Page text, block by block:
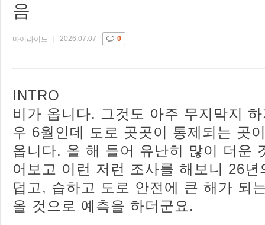
음
마이라이드 2026.07.07 0
INTRO
비가 옵니다. 그것도 아주 무지막지
우 6월인데 도로 곳곳이 통제되는 곳
옵니다. 올 해 들어 유난히 많이 더운
어보고 이런 저런 조사를 해보니 26
덥고, 습하고 도로 안전에 큰 해가 되
올 것으로 예측을 하더군요.